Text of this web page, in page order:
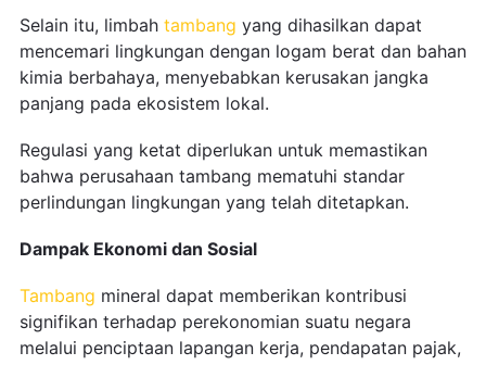
Selain itu, limbah tambang yang dihasilkan dapat
mencemari lingkungan dengan logam berat dan bahan
kimia berbahaya, menyebabkan kerusakan jangka
panjang pada ekosistem lokal.
Regulasi yang ketat diperlukan untuk memastikan
bahwa perusahaan tambang mematuhi standar
perlindungan lingkungan yang telah ditetapkan.
Dampak Ekonomi dan Sosial
Tambang mineral dapat memberikan kontribusi
signifikan terhadap perekonomian suatu negara
melalui penciptaan lapangan kerja, pendapatan pajak,